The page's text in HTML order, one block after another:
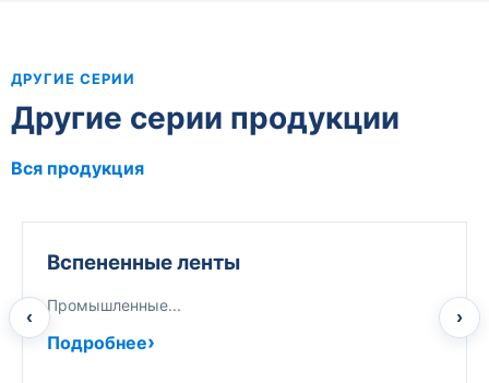
ДРУГИЕ СЕРИИ
Другие серии продукции
Вся продукция
‹
Вспененные ленты
Промышленные...
Подробнее
›